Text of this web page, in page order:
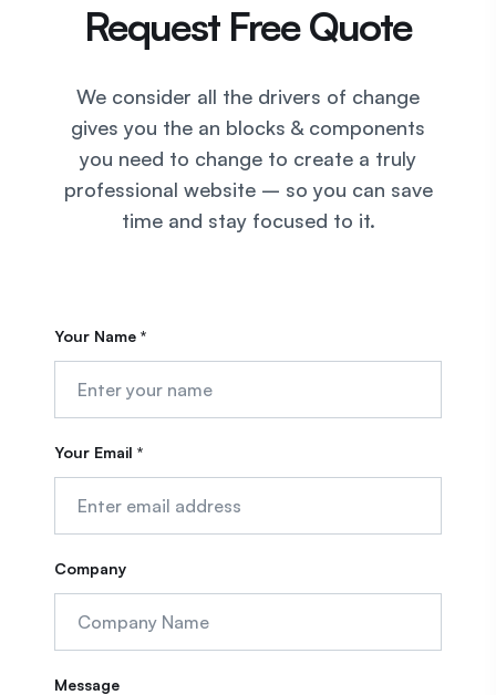
Request Free Quote
We consider all the drivers of change
gives you the an blocks & components
you need to change to create a truly
professional website – so you can save
time and stay focused to it.
Your Name *
Your Email *
Company
Message